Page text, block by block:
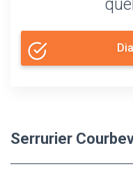
Serrurier